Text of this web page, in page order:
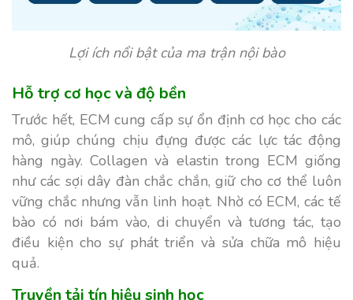
Lợi ích nổi bật của ma trận nội bào
Hỗ trợ cơ học và độ bền
Trước hết, ECM cung cấp sự ổn định cơ học cho các
mô, giúp chúng chịu đựng được các lực tác động
hàng ngày. Collagen và elastin trong ECM giống
như các sợi dây đàn chắc chắn, giữ cho cơ thể luôn
vững chắc nhưng vẫn linh hoạt. Nhờ có ECM, các tế
bào có nơi bám vào, di chuyển và tương tác, tạo
điều kiện cho sự phát triển và sửa chữa mô hiệu
quả.
Truyền tải tín hiệu sinh học